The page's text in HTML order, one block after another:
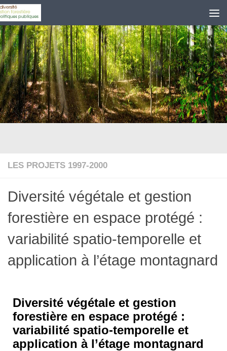
Skip to content
LES PROJETS 1997-2000
Diversité végétale et gestion
forestière en espace protégé :
variabilité spatio-temporelle et
application à l’étage montagnard
Diversité végétale et gestion
forestière en espace protégé :
variabilité spatio-temporelle et
application à l’étage montagnard